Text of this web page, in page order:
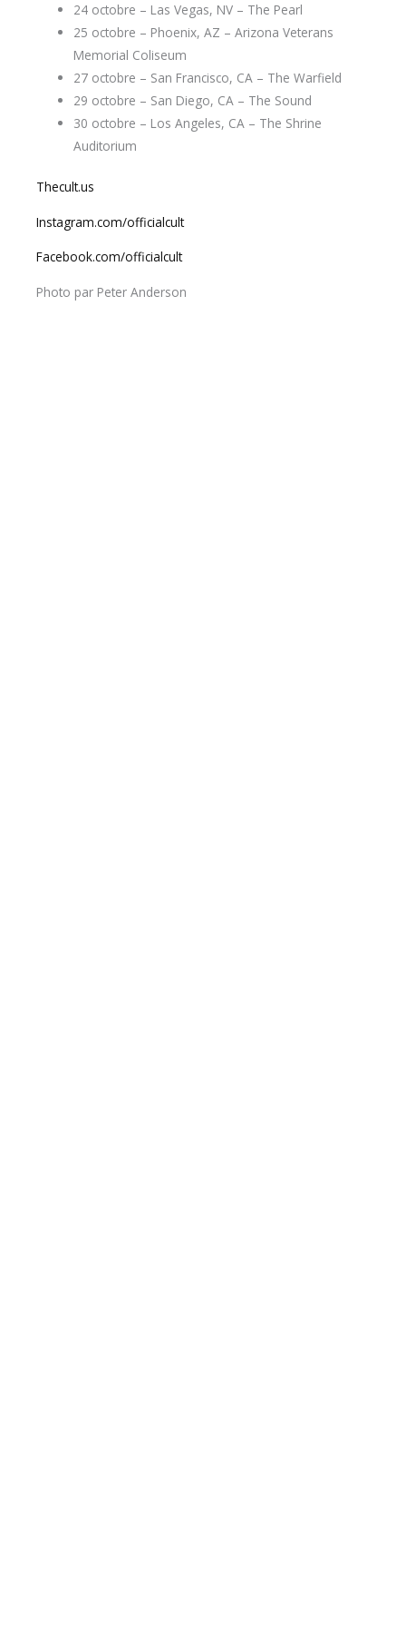
24 octobre – Las Vegas, NV – The Pearl
25 octobre – Phoenix, AZ – Arizona Veterans
Memorial Coliseum
27 octobre – San Francisco, CA – The Warfield
29 octobre – San Diego, CA – The Sound
30 octobre – Los Angeles, CA – The Shrine
Auditorium
Thecult.us
Instagram.com/officialcult
Facebook.com/officialcult
Photo par Peter Anderson